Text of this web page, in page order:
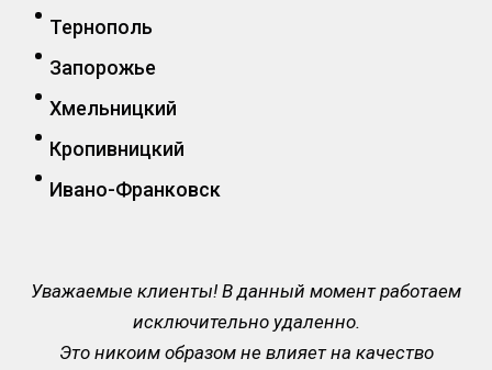
Тернополь
Запорожье
Хмельницкий
Кропивницкий
Ивано-Франковск
Уважаемые клиенты! В данный момент работаем
исключительно удаленно.
Это никоим образом не влияет на качество